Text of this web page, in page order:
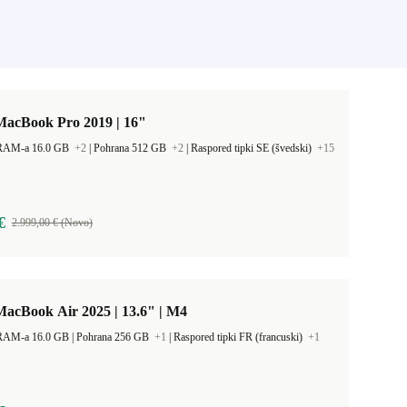
Pro 2019 | 16"
a 16.0 GB +2 Pohrana 512 GB +2 Raspored tipki SE (švedski) +15
2.999,00 € (Novo)
Air 2025 | 13.6" | M4
Pohrana 256 GB +1 Raspored tipki FR (francuski) +1